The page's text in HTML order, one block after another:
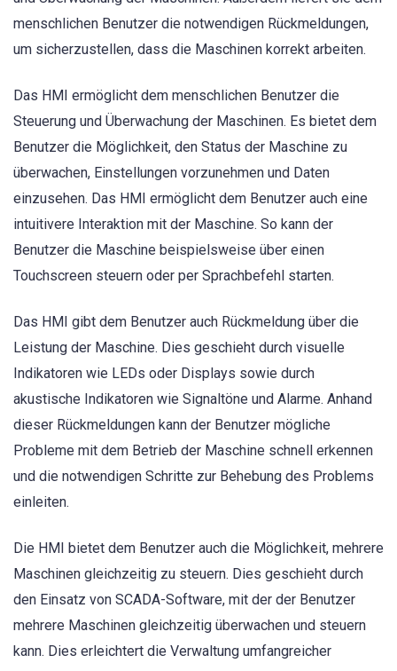
menschlichen Benutzer die notwendigen Rückmeldungen,
um sicherzustellen, dass die Maschinen korrekt arbeiten.
Das HMI ermöglicht dem menschlichen Benutzer die
Steuerung und Überwachung der Maschinen. Es bietet dem
Benutzer die Möglichkeit, den Status der Maschine zu
überwachen, Einstellungen vorzunehmen und Daten
einzusehen. Das HMI ermöglicht dem Benutzer auch eine
intuitivere Interaktion mit der Maschine. So kann der
Benutzer die Maschine beispielsweise über einen
Touchscreen steuern oder per Sprachbefehl starten.
Das HMI gibt dem Benutzer auch Rückmeldung über die
Leistung der Maschine. Dies geschieht durch visuelle
Indikatoren wie LEDs oder Displays sowie durch
akustische Indikatoren wie Signaltöne und Alarme. Anhand
dieser Rückmeldungen kann der Benutzer mögliche
Probleme mit dem Betrieb der Maschine schnell erkennen
und die notwendigen Schritte zur Behebung des Problems
einleiten.
Die HMI bietet dem Benutzer auch die Möglichkeit, mehrere
Maschinen gleichzeitig zu steuern. Dies geschieht durch
den Einsatz von SCADA-Software, mit der der Benutzer
mehrere Maschinen gleichzeitig überwachen und steuern
kann. Dies erleichtert die Verwaltung umfangreicher